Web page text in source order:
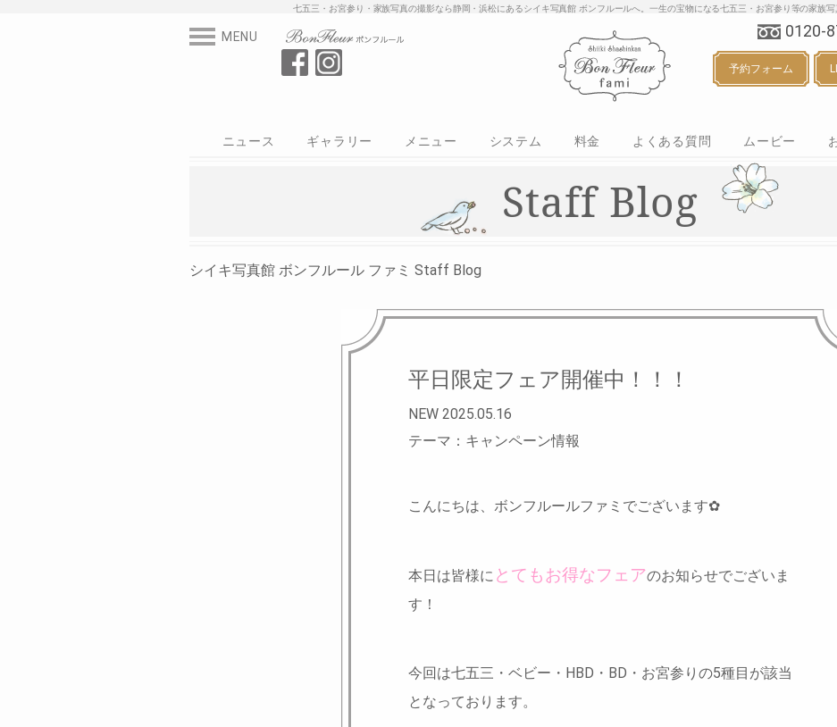
七五三・お宮参り・家族写真の撮影なら静岡・浜松にあるシイキ写真館 ボンフルールへ。一生の宝物になる七五三
MENU 0120-
予約フォーム
ニュース
ギャラリー
メニュー
システム 料金 よくある質問 ムービー
Staff Blog
シイキ写真館 ボンフルール ファミ Staff Blog
平日限定フェア開催中！！！
NEW 2025.05.16
テーマ：キャンペーン情報
こんにちは、ボンフルールファミでございます✿
本日は皆様に とてもお得なフェアのお知らせでございま
す！
今回は七五三・ベビー・HBD・BD・お宮参りの5種目が該当
となっております。